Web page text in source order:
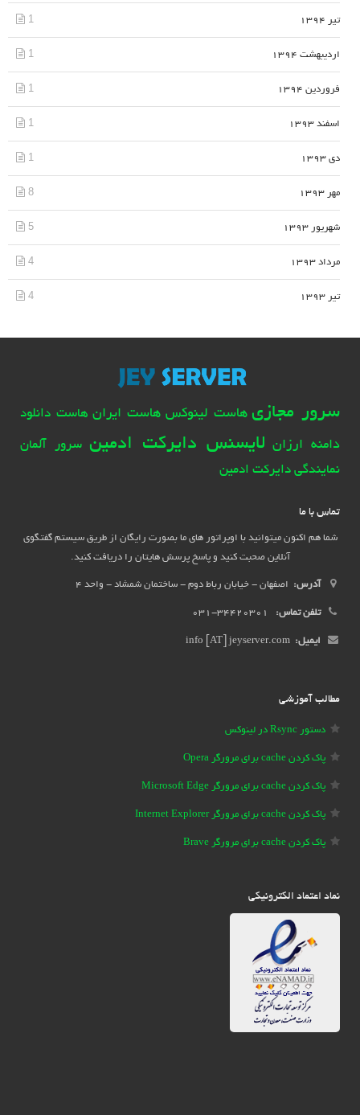
تیر 1394 1
اردیبهشت 1394 1
فروردین 1394 1
اسفند 1393 1
دی 1393 1
مهر 1393 8
شهریور 1393 5
مرداد 1393 4
تیر 1393 4
سرور مجازی هاست لینوکس هاست ایران هاست دانلود
دامنه ارزان لایسنس دایرکت ادمین سرور آلمان
نمایندگی دایرکت ادمین
تماس با ما
شما هم اکنون میتوانید با اوپراتور های ما بصورت رایگان از طریق سیستم گفتگوی
آنلاین صحبت کنید و پاسخ پرسش هایتان را دریافت کنید.
آدرس: اصفهان - خیابان رباط دوم - ساختمان شمشاد - واحد 4
تلفن تماس:
ایمیل:
مطالب آموزشی
دستور Rsync در لینوکس
پاک کردن cache برای مرورگر Opera
پاک کردن cache برای مرورگر Microsoft Edge
پاک کردن cache برای مرورگر Internet Explorer
پاک کردن cache برای مرورگر Brave
نماد اعتماد الکترونیکی